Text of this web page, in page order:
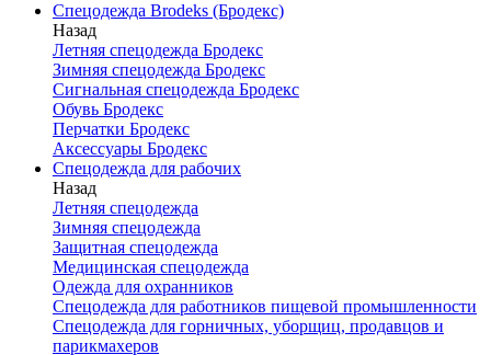
Спецодежда Brodeks (Бродекс)
Назад
Летняя спецодежда Бродекс
Зимняя спецодежда Бродекс
Сигнальная спецодежда Бродекс
Обувь Бродекс
Перчатки Бродекс
Аксессуары Бродекс
Спецодежда для рабочих
Назад
Летняя спецодежда
Зимняя спецодежда
Защитная спецодежда
Медицинская спецодежда
Одежда для охранников
Спецодежда для работников пищевой промышленности
Спецодежда для горничных, уборщиц, продавцов и
парикмахеров